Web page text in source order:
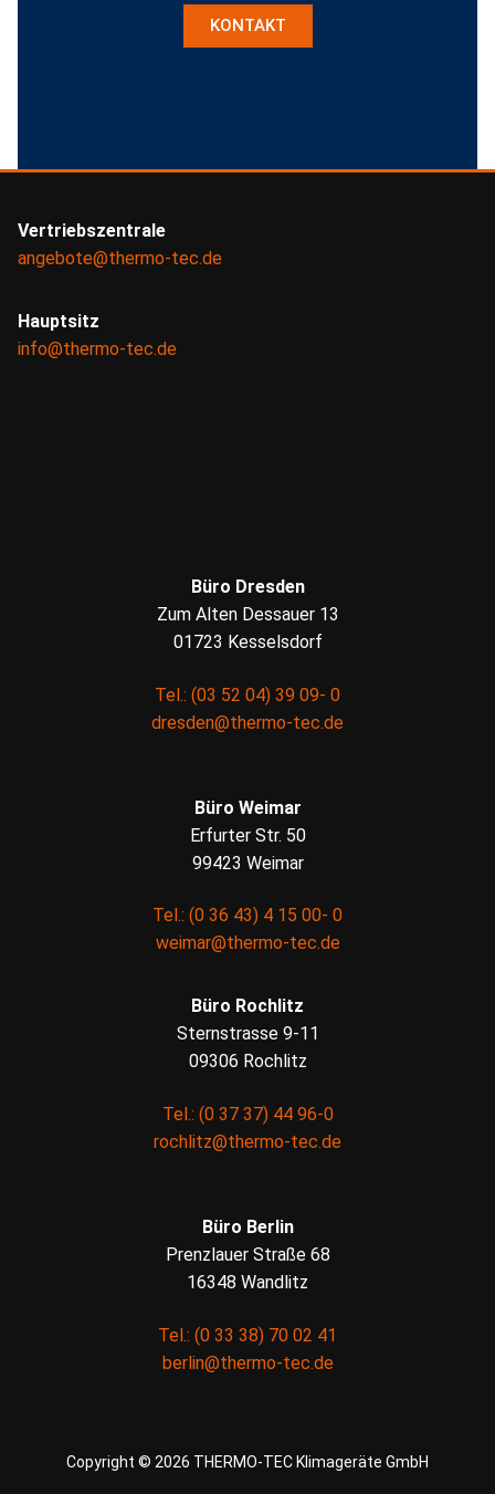
KONTAKT
Vertriebszentrale
angebote@thermo-tec.de
Hauptsitz
info@thermo-tec.de
Büro Dresden
Zum Alten Dessauer 13
01723 Kesselsdorf
Tel.: (03 52 04) 39 09- 0
dresden@thermo-tec.de
Büro Weimar
Erfurter Str. 50
99423 Weimar
Tel.: (0 36 43) 4 15 00- 0
weimar@thermo-tec.de
Büro Rochlitz
Sternstrasse 9-11
09306 Rochlitz
Tel.: (0 37 37) 44 96-0
rochlitz@thermo-tec.de
Büro Berlin
Prenzlauer Straße 68
16348 Wandlitz
Tel.: (0 33 38) 70 02 41
berlin@thermo-tec.de
Copyright © 2026 THERMO-TEC Klimageräte GmbH